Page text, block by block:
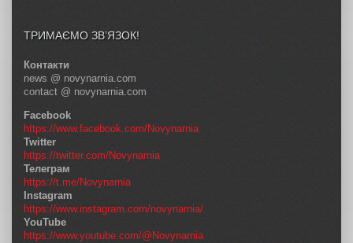
ТРИМАЄМО ЗВ’ЯЗОК!
Контакти
news @ novynarnia.com
contact @ novynarnia.com
Facebook
https://www.facebook.com/Novynarnia
Twitter
https://twitter.com/Novynarnia
Телеграм
https://t.me/Novynarnia
Instagram
https://www.instagram.com/novynarnia/
YouTube
https://www.youtube.com/@Novynarnia